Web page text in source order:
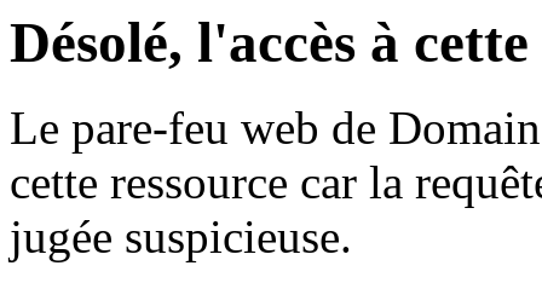
Désolé, l'accès à
Le pare-feu web de
cette ressource car la
jugée suspicieuse.